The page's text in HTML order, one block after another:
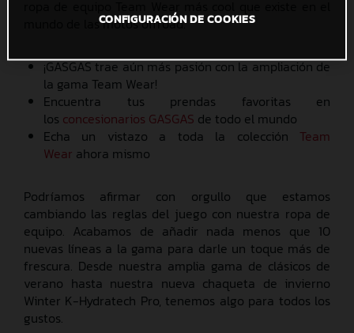
mundo de las motos offroad.
¡GASGAS trae aún más pasión con la ampliación de
la gama Team Wear!
Encuentra tus prendas favoritas en
los concesionarios GASGAS de todo el mundo
Echa un vistazo a toda la colección Team
Wear ahora mismo
Podríamos afirmar con orgullo que estamos
cambiando las reglas del juego con nuestra ropa de
equipo. Acabamos de añadir nada menos que 10
nuevas líneas a la gama para darle un toque más de
frescura. Desde nuestra amplia gama de clásicos de
verano hasta nuestra nueva chaqueta de invierno
Winter K-Hydratech Pro, tenemos algo para todos los
gustos.
CONFIGURACIÓN DE COOKIES